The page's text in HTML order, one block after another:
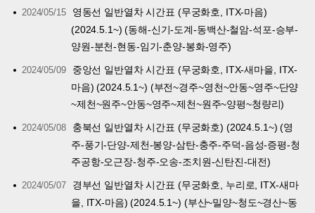
2024/05/15
영동선 일반열차 시간표 (무궁화호, ITX-마음)
(2024.5.1~) (동해-신기-도계-동백산-철암-석포-승부-
양원-분천-현동-임기-춘양-봉화-영주)
2024/05/09
중앙선 일반열차 시간표 (무궁화호, ITX-새마을, ITX-
마음) (2024.5.1~) (부전~경주~영천~안동~영주~단양
~제천~원주~안동~영주~제천~원주~양평~청량리)
2024/05/08
충북선 일반열차 시간표 (무궁화호) (2024.5.1~) (영
주-풍기-단양-제천-봉양-삼탄-충주-주덕-음성-증평-청
주공항-오근장-청주-오송-조치원-신탄진-대전)
2024/05/07
경부선 일반열차 시간표 (무궁화호, 누리로, ITX-새마
을, ITX-마음) (2024.5.1~) (부산~밀양~청도~경산~동